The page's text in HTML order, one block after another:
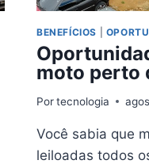
BENEFÍCIOS
moto perto
Portecnologia
Você sabia que
leiloadas todos